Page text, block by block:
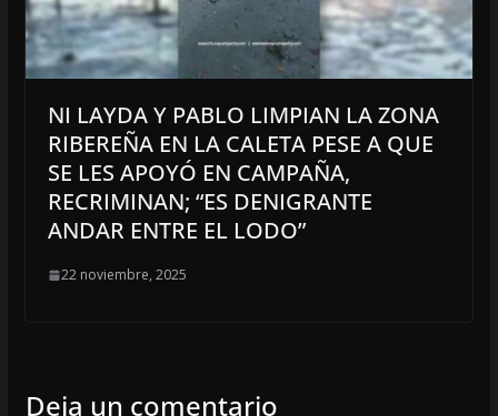
NI LAYDA Y PABLO LIMPIAN LA ZONA
RIBEREÑA EN LA CALETA PESE A QUE
SE LES APOYÓ EN CAMPAÑA,
RECRIMINAN; “ES DENIGRANTE
ANDAR ENTRE EL LODO”
22 noviembre, 2025
Deja un comentario